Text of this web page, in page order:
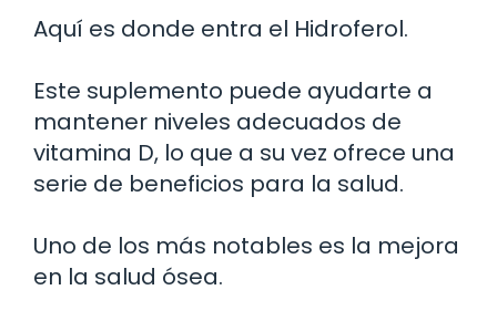
Aquí es donde entra el Hidroferol.
Este suplemento puede ayudarte a
mantener niveles adecuados de
vitamina D, lo que a su vez ofrece una
serie de beneficios para la salud.
Uno de los más notables es la mejora
en la salud ósea.